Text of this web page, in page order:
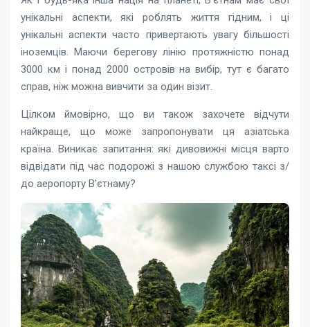
унікальні аспекти, які роблять життя гідним, і ці
унікальні аспекти часто привертають увагу більшості
іноземців. Маючи берегову лінію протяжністю понад
3000 км і понад 2000 островів на вибір, тут є багато
справ, ніж можна вивчити за один візит.
Цілком ймовірно, що ви також захочете відчути
найкраще, що може запропонувати ця азіатська
країна. Виникає запитання: які дивовижні місця варто
відвідати під час подорожі з нашою службою таксі з/
до аеропорту В’єтнаму?